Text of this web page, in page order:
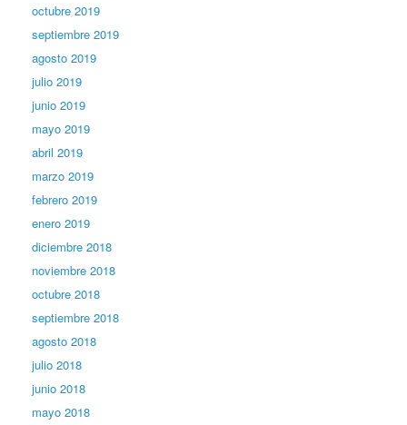
octubre 2019
septiembre 2019
agosto 2019
julio 2019
junio 2019
mayo 2019
abril 2019
marzo 2019
febrero 2019
enero 2019
diciembre 2018
noviembre 2018
octubre 2018
septiembre 2018
agosto 2018
julio 2018
junio 2018
mayo 2018